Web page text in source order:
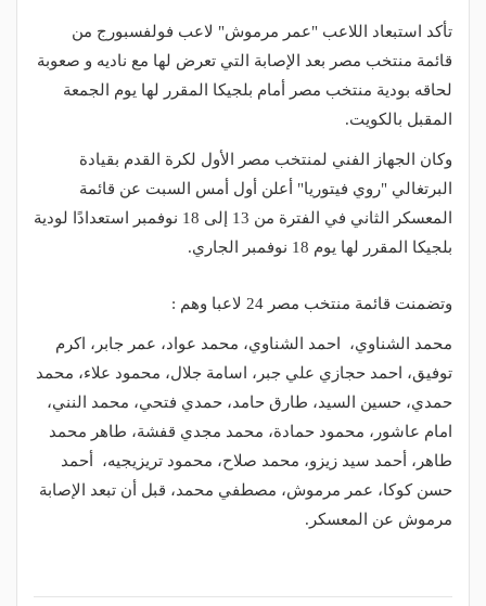
تأكد استبعاد اللاعب "عمر مرموش" لاعب فولفسبورج من
قائمة منتخب مصر بعد الإصابة التي تعرض لها مع ناديه و صعوبة
لحاقه بودية منتخب مصر أمام بلجيكا المقرر لها يوم الجمعة
المقبل بالكويت.
وكان الجهاز الفني لمنتخب مصر الأول لكرة القدم بقيادة
البرتغالي "روي فيتوريا" أعلن أول أمس السبت عن قائمة
المعسكر الثاني في الفترة من 13 إلى 18 نوفمبر استعدادًا لودية
بلجيكا المقرر لها يوم 18 نوفمبر الجاري.
وتضمنت قائمة منتخب مصر 24 لاعبا وهم :
محمد الشناوي، احمد الشناوي، محمد عواد، عمر جابر، اكرم
توفيق، احمد حجازي علي جبر، اسامة جلال، محمود علاء، محمد
حمدي، حسين السيد، طارق حامد، حمدي فتحي، محمد النني،
امام عاشور، محمود حمادة، محمد مجدي قفشة، طاهر محمد
طاهر، أحمد سيد زيزو، محمد صلاح، محمود تريزيجيه، أحمد
حسن كوكا، عمر مرموش، مصطفي محمد، قبل أن تبعد الإصابة
مرموش عن المعسكر.